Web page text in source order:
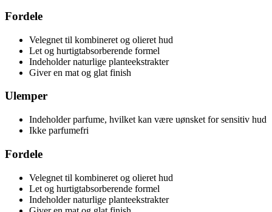
Fordele
Velegnet til kombineret og olieret hud
Let og hurtigtabsorberende formel
Indeholder naturlige planteekstrakter
Giver en mat og glat finish
Ulemper
Indeholder parfume, hvilket kan være uønsket for sensitiv hud
Ikke parfumefri
Fordele
Velegnet til kombineret og olieret hud
Let og hurtigtabsorberende formel
Indeholder naturlige planteekstrakter